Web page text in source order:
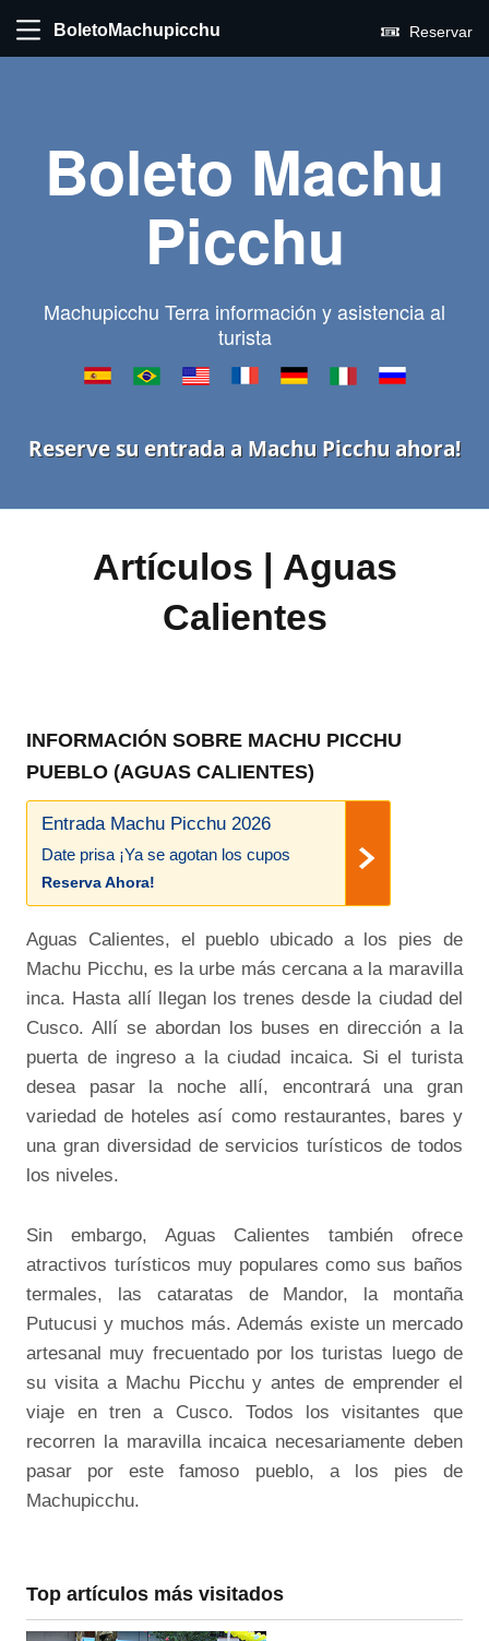
BoletoMachupicchu Reservar
Boleto Machu
Picchu
Machupicchu Terra información y asistencia al
turista
Reserve su entrada a Machu Picchu ahora!
Artículos | Aguas
Calientes
INFORMACIÓN SOBRE MACHU PICCHU
PUEBLO (AGUAS CALIENTES)
Entrada Machu Picchu 2026
Date prisa ¡Ya se agotan los cupos
Reserva Ahora!
Aguas Calientes, el pueblo ubicado a los pies de
Machu Picchu, es la urbe más cercana a la maravilla
inca. Hasta allí llegan los trenes desde la ciudad del
Cusco. Allí se abordan los buses en dirección a la
puerta de ingreso a la ciudad incaica. Si el turista
desea pasar la noche allí, encontrará una gran
variedad de hoteles así como restaurantes, bares y
una gran diversidad de servicios turísticos de todos
los niveles.
Sin embargo, Aguas Calientes también ofrece
atractivos turísticos muy populares como sus baños
termales, las cataratas de Mandor, la montaña
Putucusi y muchos más. Además existe un mercado
artesanal muy frecuentado por los turistas luego de
su visita a Machu Picchu y antes de emprender el
viaje en tren a Cusco. Todos los visitantes que
recorren la maravilla incaica necesariamente deben
pasar por este famoso pueblo, a los pies de
Machupicchu.
Top artículos más visitados